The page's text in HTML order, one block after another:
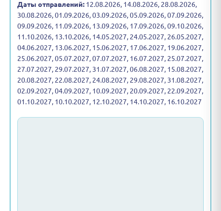
Даты отправлений: 12.08.2026, 14.08.2026, 28.08.2026,
30.08.2026, 01.09.2026, 03.09.2026, 05.09.2026, 07.09.2026,
09.09.2026, 11.09.2026, 13.09.2026, 17.09.2026, 09.10.2026,
11.10.2026, 13.10.2026, 14.05.2027, 24.05.2027, 26.05.2027,
04.06.2027, 13.06.2027, 15.06.2027, 17.06.2027, 19.06.2027,
25.06.2027, 05.07.2027, 07.07.2027, 16.07.2027, 25.07.2027,
27.07.2027, 29.07.2027, 31.07.2027, 06.08.2027, 15.08.2027,
20.08.2027, 22.08.2027, 24.08.2027, 29.08.2027, 31.08.2027,
02.09.2027, 04.09.2027, 10.09.2027, 20.09.2027, 22.09.2027,
01.10.2027, 10.10.2027, 12.10.2027, 14.10.2027, 16.10.2027